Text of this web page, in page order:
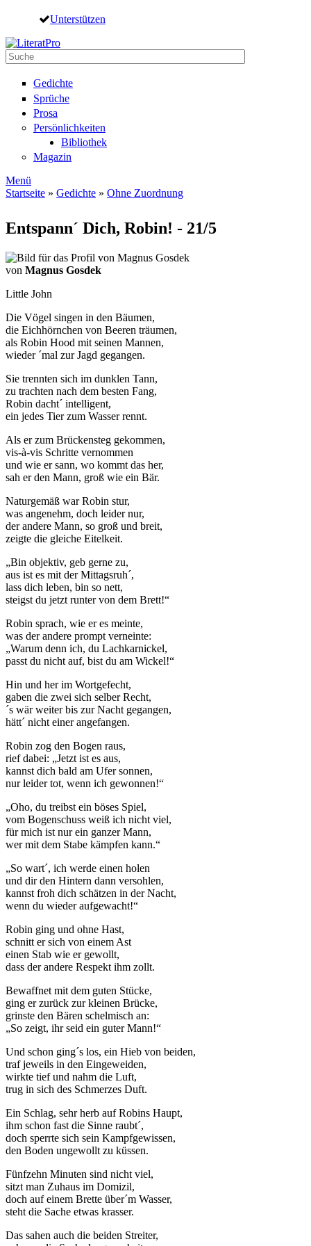
Direkt zum Inhalt
Unterstützen
Suche
Gedichte
Sprüche
Prosa
Persönlichkeiten
Bibliothek
Magazin
Menü
Startseite » Gedichte » Ohne Zuordnung
Entspann´ Dich, Robin! - 21/5
von Magnus Gosdek
Little John
Die Vögel singen in den Bäumen,
die Eichhörnchen von Beeren träumen,
als Robin Hood mit seinen Mannen,
wieder ´mal zur Jagd gegangen.
Sie trennten sich im dunklen Tann,
zu trachten nach dem besten Fang,
Robin dacht´ intelligent,
ein jedes Tier zum Wasser rennt.
Als er zum Brückensteg gekommen,
vis-à-vis Schritte vernommen
und wie er sann, wo kommt das her,
sah er den Mann, groß wie ein Bär.
Naturgemäß war Robin stur,
was angenehm, doch leider nur,
der andere Mann, so groß und breit,
zeigte die gleiche Eitelkeit.
„Bin objektiv, geb gerne zu,
aus ist es mit der Mittagsruh´,
lass dich leben, bin so nett,
steigst du jetzt runter von dem Brett!“
Robin sprach, wie er es meinte,
was der andere prompt verneinte:
„Warum denn ich, du Lachkarnickel,
passt du nicht auf, bist du am Wickel!“
Hin und her im Wortgefecht,
gaben die zwei sich selber Recht,
´s wär weiter bis zur Nacht gegangen,
hätt´ nicht einer angefangen.
Robin zog den Bogen raus,
rief dabei: „Jetzt ist es aus,
kannst dich bald am Ufer sonnen,
nur leider tot, wenn ich gewonnen!“
„Oho, du treibst ein böses Spiel,
vom Bogenschuss weiß ich nicht viel,
für mich ist nur ein ganzer Mann,
wer mit dem Stabe kämpfen kann.“
„So wart´, ich werde einen holen
und dir den Hintern dann versohlen,
kannst froh dich schätzen in der Nacht,
wenn du wieder aufgewacht!“
Robin ging und ohne Hast,
schnitt er sich von einem Ast
einen Stab wie er gewollt,
dass der andere Respekt ihm zollt.
Bewaffnet mit dem guten Stücke,
ging er zurück zur kleinen Brücke,
grinste den Bären schelmisch an:
„So zeigt, ihr seid ein guter Mann!“
Und schon ging´s los, ein Hieb von beiden,
traf jeweils in den Eingeweiden,
wirkte tief und nahm die Luft,
trug in sich des Schmerzes Duft.
Ein Schlag, sehr herb auf Robins Haupt,
ihm schon fast die Sinne raubt´,
doch sperrte sich sein Kampfgewissen,
den Boden ungewollt zu küssen.
Fünfzehn Minuten sind nicht viel,
sitzt man Zuhaus im Domizil,
doch auf einem Brette über´m Wasser,
steht die Sache etwas krasser.
Das sahen auch die beiden Streiter,